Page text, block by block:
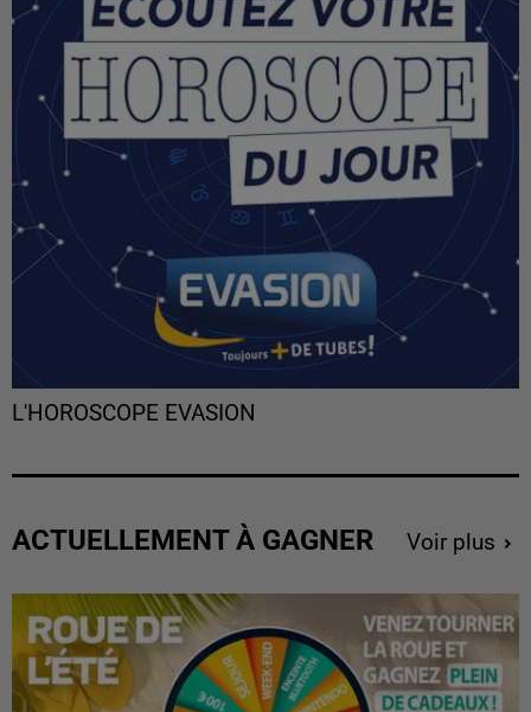
L'HOROSCOPE EVASION
ACTUELLEMENT À GAGNER Voir plus